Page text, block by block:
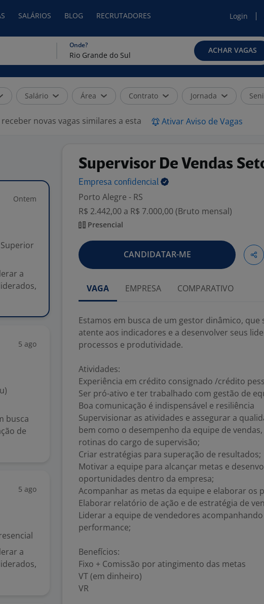
SALÁRIOS BLOG RECRUTADORES Login
Onde?
ACHAR VAGAS
Salário Área Contrato Jornada
novas vagas similares a esta Ativar Aviso de Vagas
Ontem
a
5 ago
busca
de
5 ago
a
Supervisor De Vendas
Empresa confidencial
Porto Alegre - RS
R$ 2.442,00 a R$ 7.000,00 (Bruto mensal)
Presencial
CANDIDATAR-ME
VAGA EMPRESA COMPARATIVO
Estamos em busca de um gestor dinâmico, que
atente aos indicadores e a desenvolver seus
processos e produtividade.
Atividades:
Experiência em crédito consignado /crédito
Ser pró-ativo e ter trabalhado com gestão de
Boa comunicação é indispensável e resiliência
Supervisionar as atividades e assegurar a
bem como o desempenho da equipe de
rotinas do cargo de supervisão;
Criar estratégias para superação de resultados;
Motivar a equipe para alcançar metas e
oportunidades dentro da empresa;
Acompanhar as metas da equipe e elaborar os
Elaborar relatório de ação e de estratégia de
Liderar a equipe de vendedores
performance;
Benefícios:
Fixo + Comissão por atingimento das metas
VT (em dinheiro)
VR